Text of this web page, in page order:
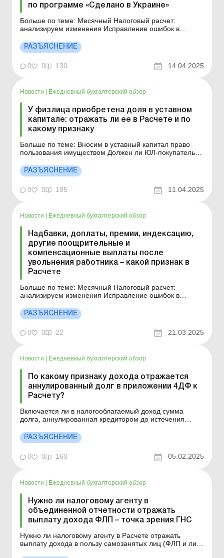
по программе «Сделано в Украине»
Больше по теме: Месячный Налоговый расчет:
анализируем изменения Исправление ошибок в
это? Исправление ошибок в приложении Д1 к
Налоговому расчету Исправление ошибок в
ошибок в приложении Д5 к Нал...
РАЗЪЯСНЕНИЕ
0 0 130 14.04.2025
Новости | Ежедневный бухгалтерский обзор
У физлица приобретена доля в уставном
капитале: отражать ли ее в Расчете и по
какому признаку
Больше по теме: Вносим в уставный капитал право
пользования имуществом Должен ли ЮЛ-покупатель
уплаченный в пользу ФЛ-резидента за приобретение
инвестиционного актива в виде доли в уставном
капитале (корпоративных прав) другого ЮЛ?
Налогообложение доходов...
РАЗЪЯСНЕНИЕ
0 0 185 11.04.2025
Новости Ежедневный бухгалтерский обзор
Надбавки, доплаты, премии, индексацию,
другие поощрительные и
компенсационные выплаты после
увольнения работника – какой признак в
Расчете
Больше по теме: Месячный Налоговый расчет:
анализируем изменения Исправление ошибок в
Минфина от 13.01.2015 № 4 (в редакции приказа
Минфина от 15.12.2020 № 773) утверждены форма
Налогового расчета сумм дохода, начисленного
(уплаченного) в поль...
РАЗЪЯСНЕНИЕ
0 0 22 21.03.2025
Новости Ежедневный бухгалтерский обзор
По какому признаку дохода отражается
аннулированный долг в приложении 4ДФ к
Расчету?
Включается ли в налогооблагаемый доход сумма
долга, аннулированная кредитором до истечения
отражается аннулированный долг в приложении 4ДФ к
Расчету? Согласно абзацу первому пп. «д» пп.
164.2.17 Налогового кодекса (далее &nd...
РАЗЪЯСНЕНИЕ
0 0 160 05.02.2025
Новости | Ежедневный бухгалтерский обзор
Нужно ли налоговому агенту в
объединенной отчетности отражать
выплату дохода ФЛП – точка зрения ГНС
Нужно ли налоговому агенту в Расчете отражать
выплату дохода в пользу самозанятых лиц (ФЛП и лиц,